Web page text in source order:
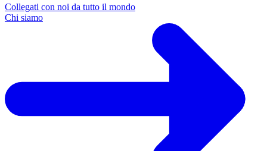
Collegati con noi da tutto il mondo
Chi siamo